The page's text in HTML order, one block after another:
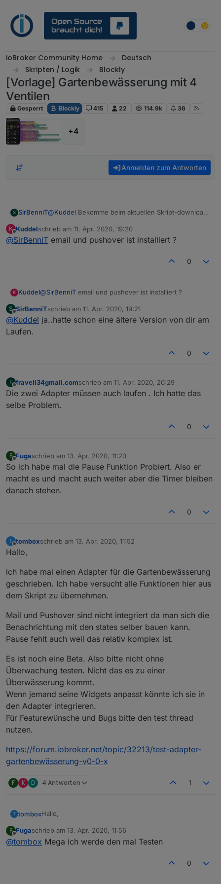
ioBroker Community Home
Deutsch
Skripten / Logik
Blockly
[Vorlage] Gartenbewässerung mit 4
Ventilen
Gesperrt Blockly 415 22 114.9k 36
+4
Anmelden zum Antworten
S SirBenniT@Kuddel Bekomme beim aktuellen Skript-download
Woran könnte es liegen ?
..und vielen Dank für die Bereitstellung der Skripte
K
Offline
Kuddelschrieb am 11. Apr. 2020, 19:20
zuletzt editiert von
@SirBenniT email und pushover ist installiert ?
0
K Kuddel@SirBenniT email und pushover ist installiert ?
S
Offline
SirBenniTschrieb am 11. Apr. 2020, 19:21
zuletzt editiert von
@Kuddel ja..hatte schon eine ältere Version von dir am
Laufen.
0
F fravell34gmail.comschrieb am 11. Apr. 2020, 20:29
zuletzt editiert von
Die zwei Adapter müssen auch laufen . Ich hatte das
selbe Problem.
0
F
Offline
Fugaschrieb am 13. Apr. 2020, 11:20
zuletzt editiert von
So ich habe mal die Pause Funktion Probiert. Also er
macht es und macht auch weiter aber die Timer bleiben
danach stehen.
0
T
Offline
tomboxschrieb am 13. Apr. 2020, 11:52
zuletzt editiert von
Hallo,
ich habe mal einen Adapter für die Gartenbewässerung
geschrieben. Ich habe versucht alle Funktionen hier aus
dem Skript zu übernehmen.
Mail und Pushover sind nicht integriert da man sich die
Benachrichtung mit den states selber bauen kann.
Pause fehlt auch weil das relativ komplex ist.
Es ist noch eine Beta. Also bitte nicht ohne
Überwachung testen. Nicht das es zu einer
Überwässerung kommt.
Wenn jemand seine Widgets anpasst könnte ich sie in
den Adapter integrieren.
Für Featurewünsche und Bugs bitte den test thread
nutzen.
https://forum.iobroker.net/topic/32213/test-adapter-
gartenbewässerung-v0-0-x
F K D 4 Antworten 1
T tomboxHallo,
ich habe mal einen Adapter für die
Gartenbewässerung geschrieben. Ich habe versucht
Benachrichtung mit den states selber bauen kann.
F
Offline
Fugaschrieb am 13. Apr. 2020, 11:56
zuletzt editiert von
@tombox Mega ich werde den mal Testen
0